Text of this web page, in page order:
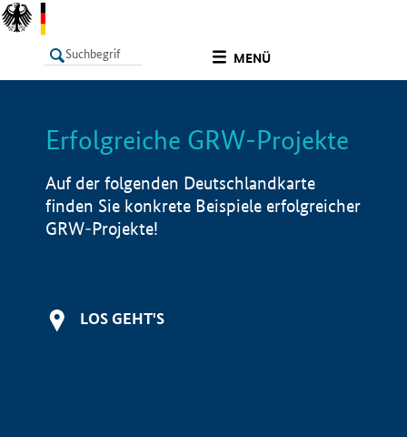
MENÜ
LISTE Info
Erfolgreiche GRW-Projekte
Auf der folgenden Deutschlandkarte
finden Sie konkrete Beispiele erfolgreicher
GRW-Projekte!
LOS GEHT'S